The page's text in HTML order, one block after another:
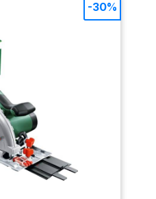
coupe allant jusqu'à 66 mm (à
90 ° sans rail) Pour des
coupes en angle allant jusqu'à
d'inclinaison sont faciles à
régler sans aucun outil
supplémentaire Le verrouillage
de la lame facilite le
changement de la lame de scie
La longueur du câble est
suffisamment longue pour
-30%